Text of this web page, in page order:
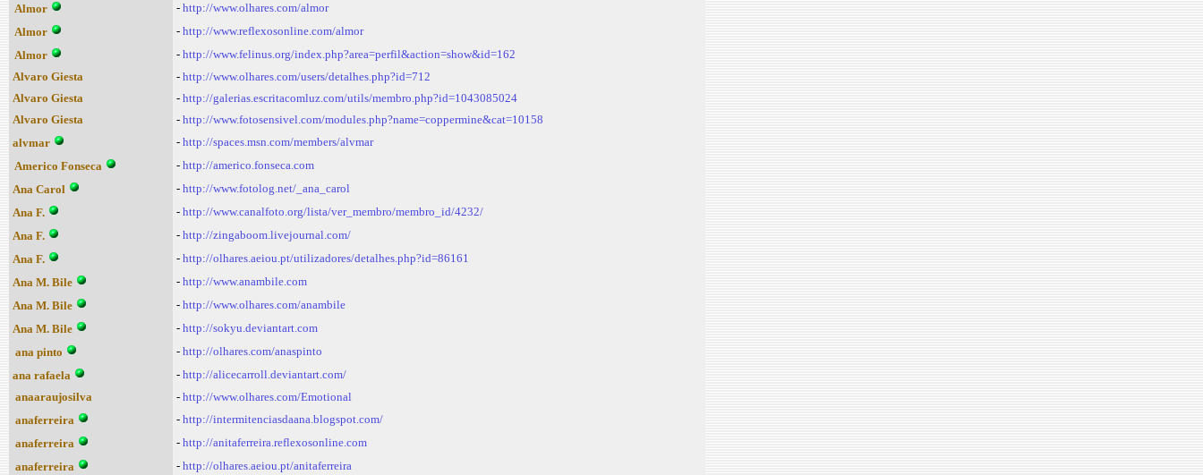
Almor
- http://www.olhares.com/almor
Almor
- http://www.reflexosonline.com/almor
Almor
- http://www.felinus.org/index.php?area=perfil&action=show&id=162
Alvaro Giesta
- http://www.olhares.com/users/detalhes.php?id=712
Alvaro Giesta
- http://galerias.escritacomluz.com/utils/membro.php?id=1043085024
Alvaro Giesta
- http://www.fotosensivel.com/modules.php?name=coppermine&cat=10158
alvmar
- http://spaces.msn.com/members/alvmar
Americo Fonseca
- http://americo.fonseca.com
Ana Carol
- http://www.fotolog.net/_ana_carol
Ana F.
- http://www.canalfoto.org/lista/ver_membro/membro_id/4232/
Ana F.
- http://zingaboom.livejournal.com/
Ana F.
- http://olhares.aeiou.pt/utilizadores/detalhes.php?id=86161
Ana M. Bile
- http://www.anambile.com
Ana M. Bile
- http://www.olhares.com/anambile
Ana M. Bile
- http://sokyu.deviantart.com
ana pinto
- http://olhares.com/anaspinto
ana rafaela
- http://alicecarroll.deviantart.com/
anaaraujosilva
- http://www.olhares.com/Emotional
anaferreira
- http://intermitenciasdaana.blogspot.com/
anaferreira
- http://anitaferreira.reflexosonline.com
anaferreira
- http://olhares.aeiou.pt/anitaferreira